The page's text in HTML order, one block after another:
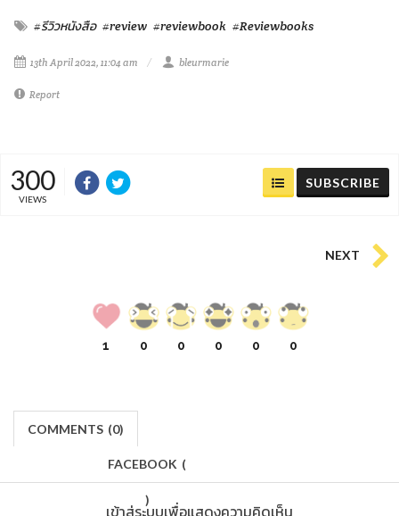
#รีวิวหนังสือ #review #reviewbook #Reviewbooks
13th April 2022, 11:04 am bleurmarie
Report
300
VIEWS
SUBSCRIBE
NEXT
1 0 0 0 0 0
COMMENTS (0)
FACEBOOK (
)
เข้าสู่ระบบเพื่อแสดงความคิดเห็น